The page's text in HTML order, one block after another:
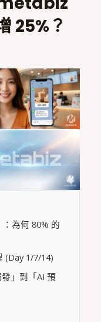
25%？
為何 80% 的
(Day 1/7/14)
」到「AI 預